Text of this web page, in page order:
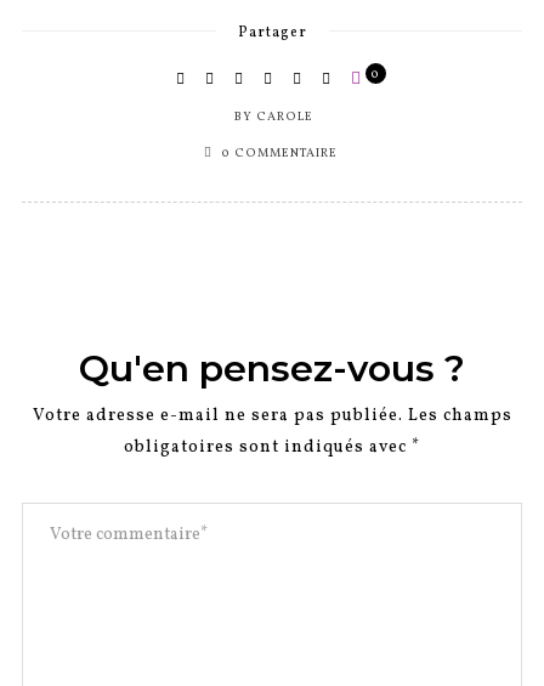
Partager
BY CAROLE
0
0 COMMENTAIRE
Qu'en pensez-vous ?
Votre adresse e-mail ne sera pas publiée. Les champs
obligatoires sont indiqués avec *